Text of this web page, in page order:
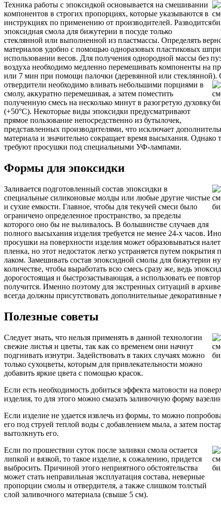
Техника работы с эпоксидкой основывается на смешивании
компонентов в строгих пропорциях, которые указываются в
инструкциях по применению от производителей. Разводится
эпоксидная смола для бижутерии в посуде только
стеклянной или выполненной из пластмассы. Определять
материалов удобно с помощью одноразовых пластиковых
использовании весов. Для получения однородной массы без
воздуха необходимо медленно перемешивать компоненты на
или 7 мин при помощи палочки (деревянной или стеклянной).
отвердители необходимо вливать небольшими порциями в
смолу, аккуратно перемешивая, а затем поместить
полученную смесь на несколько минут в разогретую духовку
(+50°С). Некоторые виды эпоксидки предусматривают
прямое пользование непосредственно из бутылочек,
представленных производителями, что исключает
материала и значительно сокращает время высыхания. Однако
требуют просушки под специальными УФ-лампами.
Формы для эпоксидки
Заливается подготовленный состав эпоксидки в
специальные силиконовые молды или любые другие чистые
и сухие емкости. Главное, чтобы для текучей смеси было
ограничено определенное пространство, за пределы
которого оно бы не выливалось. В большинстве случаев для
полного высыхания изделия требуется не менее 24-х часов.
просушки на поверхности изделия может образовываться
пленка, но этот недостаток легко устраняется путем покрытия
лаком. Замешивать состав эпоксидной смолы для бижутерии
количестве, чтобы выработать всю смесь сразу же, ведь
дорогостоящая и быстрозастывающая, а использовать ее
получится. Именно поэтому для экстренных ситуаций в архиве
всегда должны присутствовать дополнительные декоративные
Полезные советы
Следует знать, что нельзя применять в данной технологии
свежие листья и цветы, так как со временем они начнут
подгнивать изнутри. Задействовать в таких случаях можно
только сухоцветы, которым для привлекательности можно
добавить яркие цвета с помощью красок.
Если есть необходимость добиться эффекта матовости на
изделия, то для этого можно смазать заливочную форму
Если изделие не удается извлечь из формы, то можно
его под струей теплой воды с добавлением мыла, а затем
вытолкнуть его.
Если по прошествии суток после заливки смола остается
липкой и вязкой, то такое изделие, к сожалению, придется
выбросить. Причиной этого неприятного обстоятельства
может стать неправильная эксплуатация состава, неверные
пропорции смолы и отвердителя, а также слишком толстый
слой заливочного материала (свыше 5 см).